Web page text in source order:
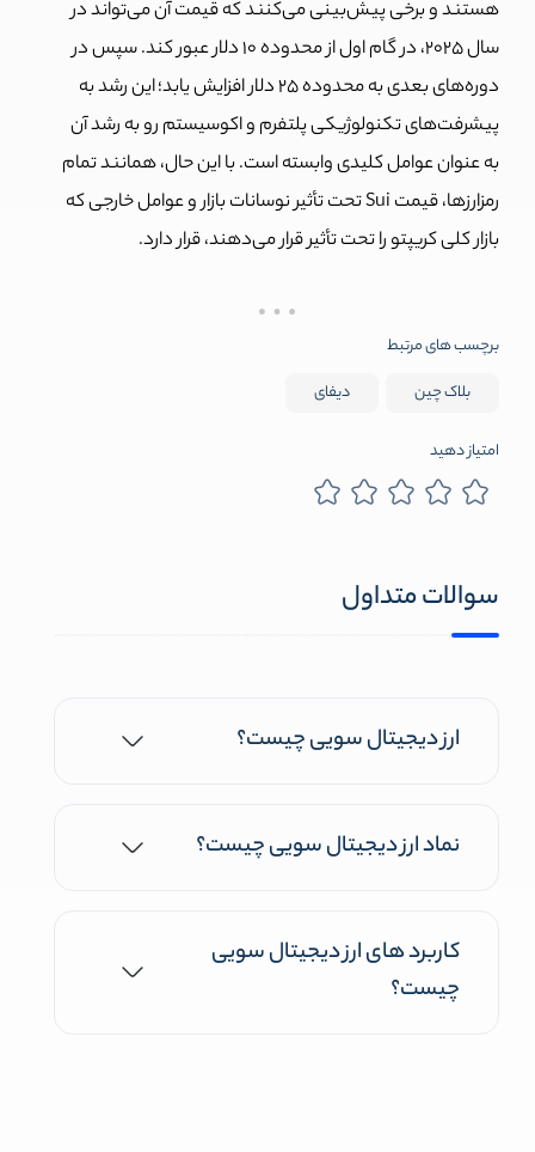
هستند و برخی پیش‌بینی می‌کنند که قیمت آن می‌تواند در
سال 2025، در گام اول از محدوده 10 دلار عبور کند. سپس در
دوره‌های بعدی به محدوده 25 دلار افزایش یابد؛
این رشد به
پیشرفت‌های تکنولوژیکی پلتفرم و اکوسیستم رو به رشد آن
به عنوان عوامل کلیدی وابسته است. با این حال، همانند تمام
رمزارزها، قیمت Sui تحت تأثیر نوسانات بازار و عوامل خارجی که
بازار کلی کریپتو را تحت تأثیر قرار می‌دهند، قرار دارد.
برچسب های مرتبط
بلاک چین
دیفای
امتیاز دهید
سوالات متداول
ارز دیجیتال سویی چیست؟
نماد ارز دیجیتال سویی چیست؟
کاربرد های ارز دیجیتال سویی
چیست؟